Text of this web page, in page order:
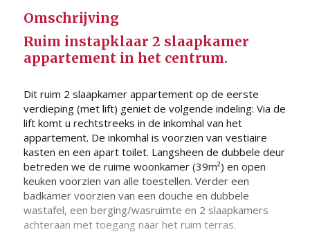
Omschrijving
Ruim instapklaar 2 slaapkamer
appartement in het centrum.
Dit ruim 2 slaapkamer appartement op de eerste
verdieping (met lift) geniet de volgende indeling: Via de
lift komt u rechtstreeks in de inkomhal van het
appartement. De inkomhal is voorzien van vestiaire
kasten en een apart toilet. Langsheen de dubbele deur
betreden we de ruime woonkamer (39m²) en open
keuken voorzien van alle toestellen. Verder een
badkamer voorzien van een douche en dubbele
wastafel, een berging/wasruimte en 2 slaapkamers
achteraan met toegang naar het ruim terras.